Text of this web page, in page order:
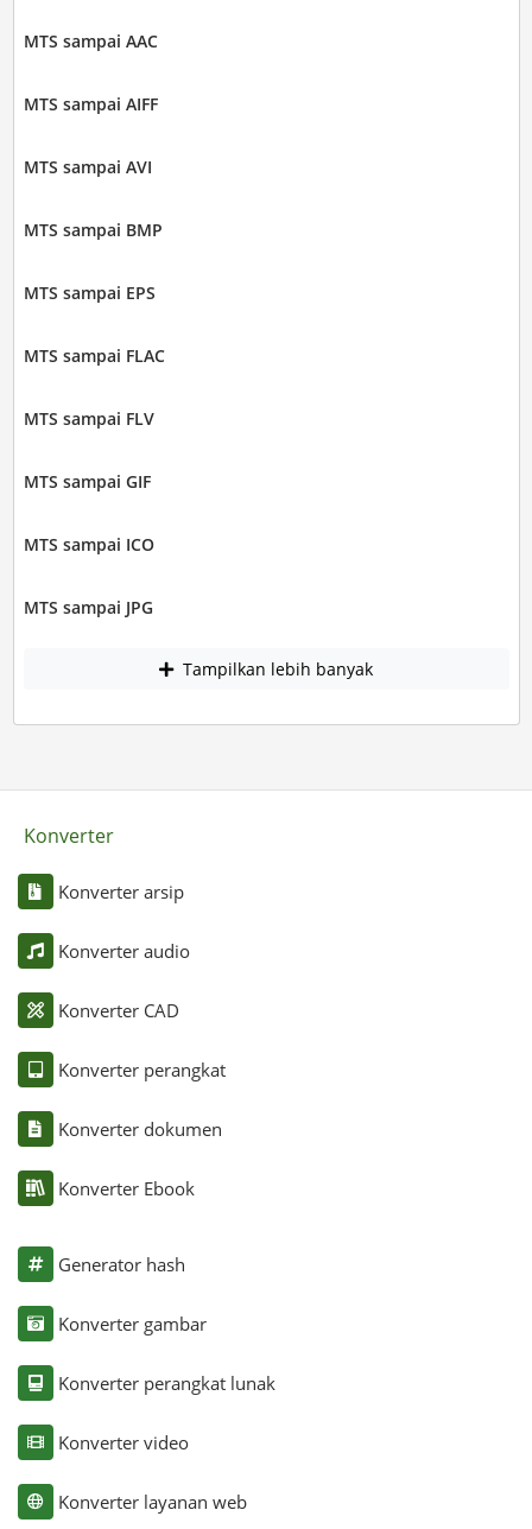
MTS sampai AAC
MTS sampai AIFF
MTS sampai AVI
MTS sampai BMP
MTS sampai EPS
MTS sampai FLAC
MTS sampai FLV
MTS sampai GIF
MTS sampai ICO
MTS sampai JPG
Tampilkan lebih banyak
Konverter
Konverter arsip
Konverter audio
Konverter CAD
Konverter perangkat
Konverter dokumen
Konverter Ebook
Generator hash
Konverter gambar
Konverter perangkat lunak
Konverter video
Konverter layanan web